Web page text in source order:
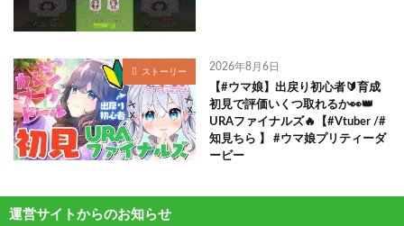
ストーリー 2026年8月6日
【#ウマ娘】出戻り初心者🔰育成
初見で評価いくつ取れるか👀👑
URAファイナルズ🔥【#Vtuber /#
知見ちら 】 #ウマ娘プリティーダ
ービー
運営サイトからのお知らせ